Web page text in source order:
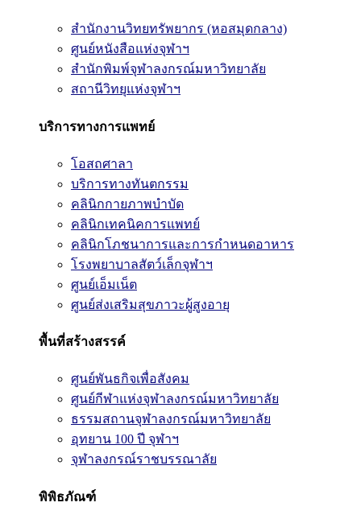
สำนักงานวิทยทรัพยากร (หอสมุดกลาง)
ศูนย์หนังสือแห่งจุฬาฯ
สำนักพิมพ์จุฬาลงกรณ์มหาวิทยาลัย
สถานีวิทยุแห่งจุฬาฯ
บริการทางการแพทย์
โอสถศาลา
บริการทางทันตกรรม
คลินิกกายภาพบำบัด
คลินิกเทคนิคการแพทย์
คลินิกโภชนาการและการกำหนดอาหาร
โรงพยาบาลสัตว์เล็กจุฬาฯ
ศูนย์เอ็มเน็ต
ศูนย์ส่งเสริมสุขภาวะผู้สูงอายุ
พื้นที่สร้างสรรค์
ศูนย์พันธกิจเพื่อสังคม
ศูนย์กีฬาแห่งจุฬาลงกรณ์มหาวิทยาลัย
ธรรมสถานจุฬาลงกรณ์มหาวิทยาลัย
อุทยาน 100 ปี จุฬาฯ
จุฬาลงกรณ์ราชบรรณาลัย
พิพิธภัณฑ์